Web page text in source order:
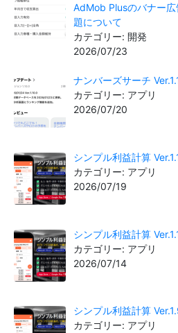
AdMob Plusのバナー
題について
カテゴリー: 開発
2026/07/23
ナンバーズサーチ
カテゴリー: アプリ
2026/07/20
シンプル利益計算
カテゴリー: アプリ
2026/07/19
シンプル利益計算
カテゴリー: アプリ
2026/07/14
シンプル利益計算
カテゴリー: アプリ